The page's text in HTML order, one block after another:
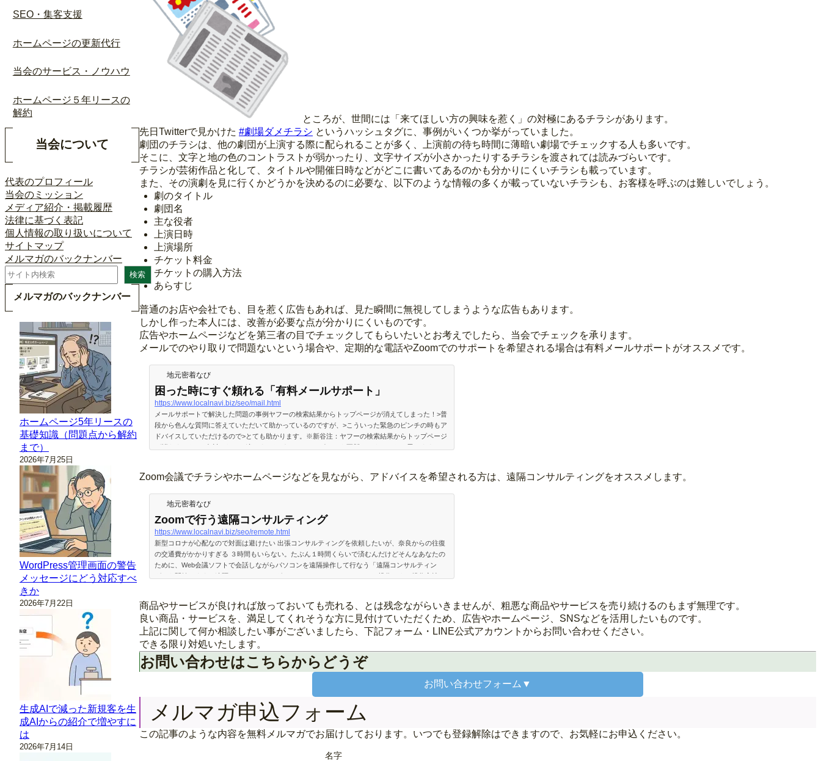
ところが、世間には「来てほしい方の興味を惹く」の対極にあるチラシがあります。
先日Twitterで見かけた #劇場ダメチラシ というハッシュタグに、事例がいくつか挙がっていました。
劇団のチラシは、他の劇団が上演する際に配られることが多く、上演前の待ち時間に薄暗い劇場でチェックする人も多いです。
そこに、文字と地の色のコントラストが弱かったり、文字サイズが小さかったりするチラシを渡されては読みづらいです。
チラシが芸術作品と化して、タイトルや開催日時などがどこに書いてあるのかも分かりにくいチラシも載っています。
また、その演劇を見に行くかどうかを決めるのに必要な、以下のような情報の多くが載っていないチラシも、お客様を呼ぶのは難しいでしょう。
劇のタイトル
劇団名
主な役者
上演日時
上演場所
チケット料金
チケットの購入方法
あらすじ
普通のお店や会社でも、目を惹く広告もあれば、見た瞬間に無視してしまうような広告もあります。
しかし作った本人には、改善が必要な点が分かりにくいものです。
広告やホームページなどを第三者の目でチェックしてもらいたいとお考えでしたら、当会でチェックを承ります。
メールでのやり取りで問題ないという場合や、定期的な電話やZoomでのサポートを希望される場合は有料メールサポートがオススメです。
地元密着なび
困った時にすぐ頼れる「有料メールサポート」
https://www.localnavi.biz/seo/mail.html
メールサポートで解決した問題の事例ヤフーの検索結果からトップページが消えてしまった！>普
段から色んな質問に答えていただいて助かっているのですが、>こういった緊急のピンチの時もア
ドバイスしていただけるので>とても助かります。※新谷注：ヤフーの検索結果からトップページ
が消えました。>有料になって迷いましたが、メールサポートを更新してよかったと思います。>
Zoom会議でチラシやホームページなどを見ながら、アドバイスを希望される方は、遠隔コンサルティングをオススメします。
地元密着なび
Zoomで行う遠隔コンサルティング
https://www.localnavi.biz/seo/remote.html
新型コロナが心配なので対面は避けたい 出張コンサルティングを依頼したいが、奈良からの往復
の交通費がかかりすぎる ３時間もいらない。たぶん１時間くらいで済むんだけどそんなあなたの
ために、Web会議ソフトで会話しながらパソコンを遠隔操作して行なう「遠隔コンサルティン
グ」を開始します。遠隔コンサルティングでできること オフィスソフトの操作および操作方法の
商品やサービスが良ければ放っておいても売れる、とは残念ながらいきませんが、粗悪な商品やサービスを売り続けるのもまず無理です。
良い商品・サービスを、満足してくれそうな方に見付けていただくため、広告やホームページ、SNSなどを活用したいものです。
上記に関して何か相談したい事がございましたら、下記フォーム・LINE公式アカウントからお問い合わせください。
できる限り対処いたします。
お問い合わせはこちらからどうぞ
お問い合わせフォーム▼
メルマガ申込フォーム
この記事のような内容を無料メルマガでお届けしております。いつでも登録解除はできますので、お気軽にお申込ください。
名字
SEO・集客支援
ホームページの更新代行
当会のサービス・ノウハウ
ホームページ５年リースの
解約
当会について
代表のプロフィール
当会のミッション
メディア紹介・掲載履歴
法律に基づく表記
個人情報の取り扱いについて
サイトマップ
メルマガのバックナンバー
検
索
検索
メルマガのバックナンバー
ホームページ5年リースの
基礎知識（問題点から解約
まで）
2026年7月25日
WordPress管理画面の警告
メッセージにどう対応すべ
きか
2026年7月22日
生成AIで減った新規客を生
成AIからの紹介で増やすに
は
2026年7月14日